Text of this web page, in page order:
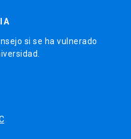
si se ha vulnerado